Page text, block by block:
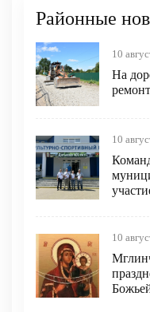
Районные
10
На
10
10